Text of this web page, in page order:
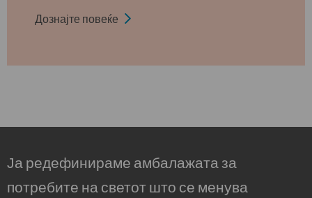
Дознајте повеќе
Ја редефинираме амбалажата за
потребите на светот што се менува